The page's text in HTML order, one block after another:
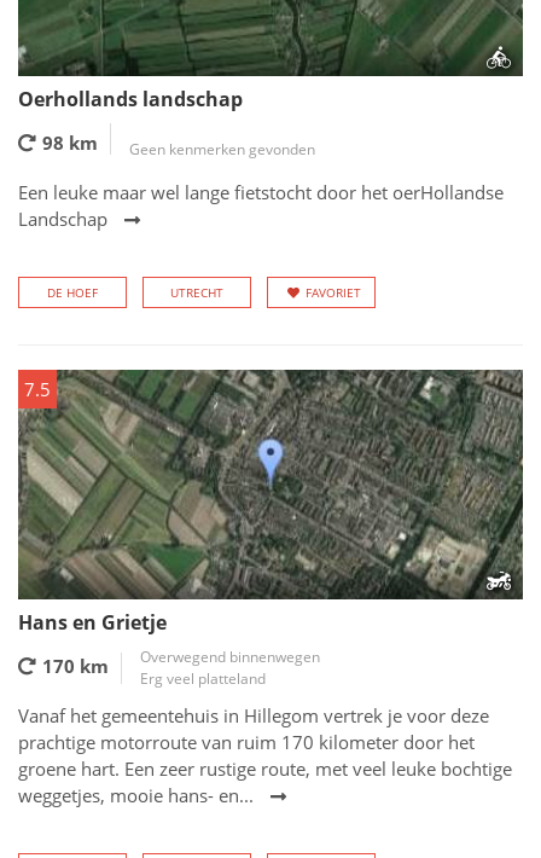
Oerhollands landschap
98 km Geen kenmerken gevonden
Een leuke maar wel lange fietstocht door het oerHollandse
Landschap
DE HOEF UTRECHT FAVORIET
7.5
Hans en Grietje
170 km
Overwegend binnenwegen
Erg veel platteland
Vanaf het gemeentehuis in Hillegom vertrek je voor deze
prachtige motorroute van ruim 170 kilometer door het
groene hart. Een zeer rustige route, met veel leuke bochtige
weggetjes, mooie hans- en...